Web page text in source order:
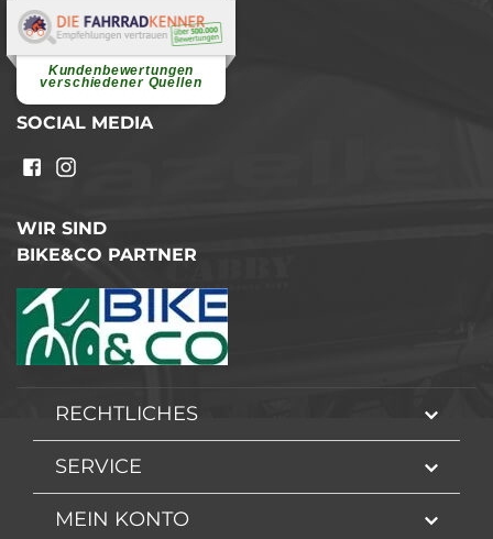
Kundenbewertungen
verschiedener Quellen
Elvira B.
Superschnelle und freundliche
weiterlesen
SOCIAL MEDIA
WIR SIND
BIKE&CO PARTNER
RECHTLICHES
SERVICE
MEIN KONTO